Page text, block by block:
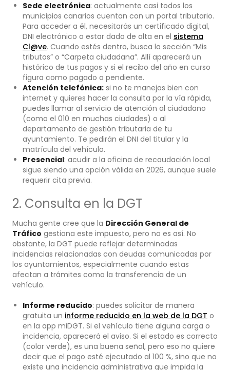
Sede electrónica: actualmente casi todos los
municipios canarios cuentan con un portal tributario.
Para acceder a él, necesitarás un certificado digital,
DNI electrónico o estar dado de alta en el sistema
Cl@ve. Cuando estés dentro, busca la sección “Mis
tributos” o “Carpeta ciudadana”. Allí aparecerá un
histórico de tus pagos y si el recibo del año en curso
figura como pagado o pendiente.
Atención telefónica: si no te manejas bien con
internet y quieres hacer la consulta por la vía rápida,
puedes llamar al servicio de atención al ciudadano
(como el 010 en muchas ciudades) o al
departamento de gestión tributaria de tu
ayuntamiento. Te pedirán el DNI del titular y la
matrícula del vehículo.
Presencial: acudir a la oficina de recaudación local
sigue siendo una opción válida en 2026, aunque suele
requerir cita previa.
2. Consulta en la DGT
Mucha gente cree que la Dirección General de
Tráfico gestiona este impuesto, pero no es así. No
obstante, la DGT puede reflejar determinadas
incidencias relacionadas con deudas comunicadas por
los ayuntamientos, especialmente cuando estas
afectan a trámites como la transferencia de un
vehículo.
Informe reducido: puedes solicitar de manera
gratuita un informe reducido en la web de la DGT o
en la app miDGT. Si el vehículo tiene alguna carga o
incidencia, aparecerá el aviso. Si el estado es correcto
(color verde), es una buena señal, pero eso no quiere
decir que el pago esté ejecutado al 100 %, sino que no
existe una incidencia administrativa que impida la